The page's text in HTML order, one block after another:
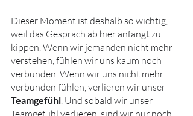
Dieser Moment ist deshalb so wichtig,
weil das Gespräch ab hier anfängt zu
kippen. Wenn wir jemanden nicht mehr
verstehen, fühlen wir uns kaum noch
verbunden. Wenn wir uns nicht mehr
verbunden fühlen, verlieren wir unser
Teamgefühl. Und sobald wir unser